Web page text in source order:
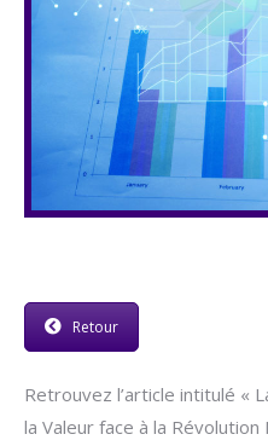
Retour
Retrouvez l’article intitulé «
la Valeur face à la